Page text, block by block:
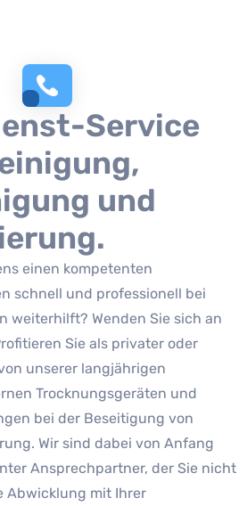
Service
und
einen kompetenten
schnell und professionell bei
weiterhilft? Wenden Sie sich an
Sie als privater oder
unserer langjährigen
Trocknungsgeräten und
bei der Beseitigung von
Wir sind dabei von Anfang
Ansprechpartner, der Sie nicht
Abwicklung mit Ihrer